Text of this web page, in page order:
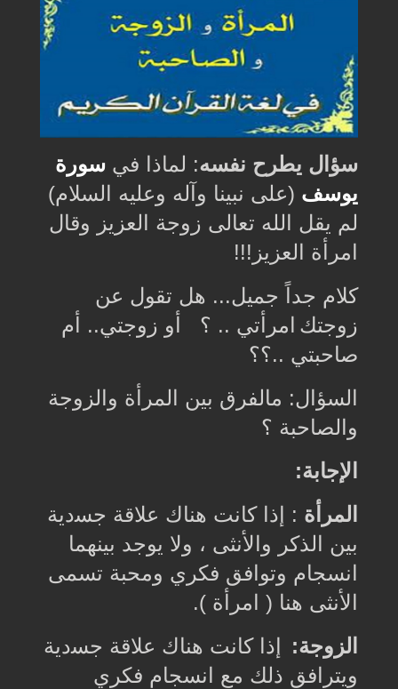
سؤال يطرح نفسه: لماذا في سورة
يوسف (على نبينا وآله وعليه السلام)
لم يقل الله تعالى زوجة العزيز وقال
امرأة العزيز !!!
كلام جداً جميل... هل تقول عن
زوجتك امرأتي .. ؟ أو زوجتي..
أم
صاحبتي ..؟؟
السؤال: مالفرق ﺑﻴﻦ ﺍﻟﻤﺮأة ﻭﺍﻟﺰﻭجة
ﻭﺍﻟﺼﺎﺣﺒﺔ ؟
الإجابة:
ﺍﻟﻤﺮﺃﺓ :
إﺫﺍ ﻛﺎﻧﺖ ﻫﻨﺎﻙ ﻋﻼﻗﺔ ﺟﺴدية
ﺑﻴﻦ ﺍﻟﺬﻛﺮ ﻭﺍﻷﻧﺜﻰ ، ولا يوجد بينهما
انسجام وتوافق فكري ومحبة ﺗﺴﻤﻰ
ﺍﻷﻧﺜﻰ ﻫﻨﺎ ‏( ﺍﻣﺮﺃﺓ ‏).
ﺍﻟﺰﻭﺟﺔ:
ﺇﺫﺍ ﻛﺎﻧﺖ ﻫﻨﺎﻙ ﻋﻼﻗﺔ ﺟﺴدية
وﻳﺘﺮﺍﻓﻖ ﺫﻟﻚ مع اﻧﺴﺠﺎﻡ ﻓﻜﺮﻱ